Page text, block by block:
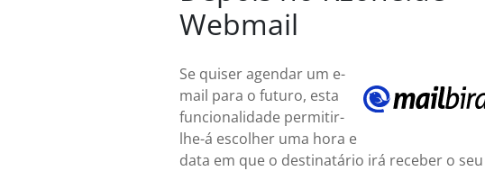
Webmail
Se quiser agendar um e-
mail para o futuro, esta
funcionalidade permitir-
lhe-á escolher uma hora e
data em que o destinatário irá receber o seu